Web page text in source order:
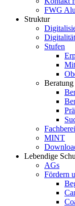
FWG
Struktur
Digitalität
Stufen
MINT
Lebendige
AGs
Fördern